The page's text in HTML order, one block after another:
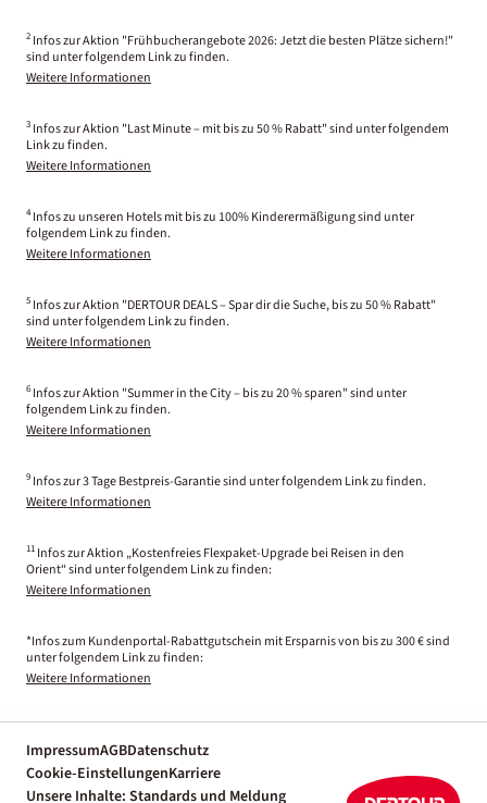
2 Infos zur Aktion "Frühbucherangebote 2026: Jetzt die besten Plätze sichern!"
sind unter folgendem Link zu finden.
Weitere Informationen
3 Infos zur Aktion "Last Minute – mit bis zu 50 % Rabatt" sind unter folgendem
Link zu finden.
Weitere Informationen
4 Infos zu unseren Hotels mit bis zu 100% Kinderermäßigung sind unter
folgendem Link zu finden.
Weitere Informationen
5 Infos zur Aktion "DERTOUR DEALS – Spar dir die Suche, bis zu 50 % Rabatt"
sind unter folgendem Link zu finden.
Weitere Informationen
6 Infos zur Aktion "Summer in the City – bis zu 20 % sparen" sind unter
folgendem Link zu finden.
Weitere Informationen
9 Infos zur 3 Tage Bestpreis-Garantie sind unter folgendem Link zu finden.
Weitere Informationen
11 Infos zur Aktion „Kostenfreies Flexpaket-Upgrade bei Reisen in den
Orient“ sind unter folgendem Link zu finden:
Weitere Informationen
*Infos zum Kundenportal-Rabattgutschein mit Ersparnis von bis zu 300 € sind
unter folgendem Link zu finden:
Weitere Informationen
ImpressumAGBDatenschutz
Cookie-EinstellungenKarriere
Unsere Inhalte: Standards und Meldung